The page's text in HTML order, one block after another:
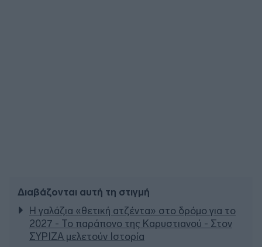
Διαβάζονται αυτή τη στιγμή
Η γαλάζια «θετική ατζέντα» στο δρόμο για το
2027 - Το παράπονο της Καρυστιανού - Στον
ΣΥΡΙΖΑ μελετούν Ιστορία